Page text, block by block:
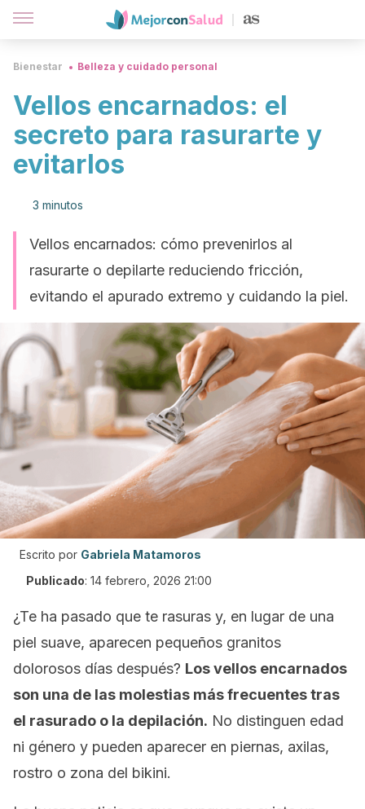
Bienestar Belleza y cuidado personal
Vellos encarnados: el
secreto para rasurarte y
evitarlos
3 minutos
Vellos encarnados: cómo prevenirlos al
rasurarte o depilarte reduciendo fricción,
evitando el apurado extremo y cuidando la piel.
Escrito por Gabriela Matamoros
Publicado: 14 febrero, 2026 21:00
¿Te ha pasado que te rasuras y, en lugar de una
piel suave, aparecen pequeños granitos
dolorosos días después? Los vellos encarnados
son una de las molestias más frecuentes tras
el rasurado o la depilación. No distinguen edad
ni género y pueden aparecer en piernas, axilas,
rostro o zona del bikini.